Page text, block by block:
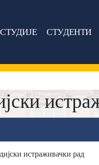
СТУДИЈЕ СТУДЕНТИ
истраживачки рад